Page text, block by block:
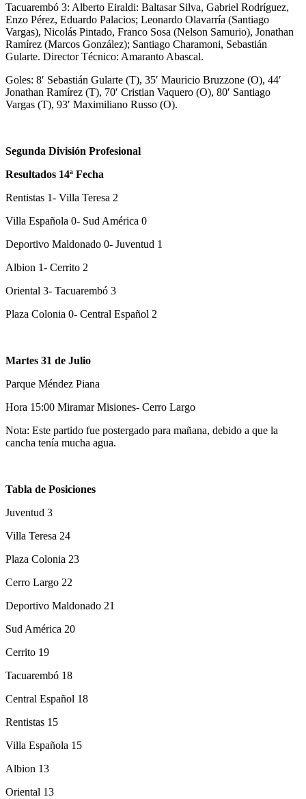
Tacuarembó 3: Alberto Eiraldi: Baltasar Silva, Gabriel Rodríguez,
Enzo Pérez, Eduardo Palacios; Leonardo Olavarría (Santiago
Vargas), Nicolás Pintado, Franco Sosa (Nelson Samurio), Jonathan
Ramírez (Marcos González); Santiago Charamoni, Sebastián
Gularte. Director Técnico: Amaranto Abascal.
Goles: 8′ Sebastián Gularte (T), 35′ Mauricio Bruzzone (O), 44′
Jonathan Ramírez (T), 70′ Cristian Vaquero (O), 80′ Santiago
Vargas (T), 93′ Maximiliano Russo (O).
Segunda División Profesional
Resultados 14ª Fecha
Rentistas 1- Villa Teresa 2
Villa Española 0- Sud América 0
Deportivo Maldonado 0- Juventud 1
Albion 1- Cerrito 2
Oriental 3- Tacuarembó 3
Plaza Colonia 0- Central Español 2
Martes 31 de Julio
Parque Méndez Piana
Hora 15:00 Miramar Misiones- Cerro Largo
Nota: Este partido fue postergado para mañana, debido a que la
cancha tenía mucha agua.
Tabla de Posiciones
Juventud 3
Villa Teresa 24
Plaza Colonia 23
Cerro Largo 22
Deportivo Maldonado 21
Sud América 20
Cerrito 19
Tacuarembó 18
Central Español 18
Rentistas 15
Villa Española 15
Albion 13
Oriental 13